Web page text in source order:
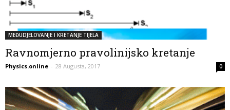
MEĐUDJELOVANJE I KRETANJE TIJELA
Ravnomjerno pravolinijsko kretanje
Physics.online - 28 Augusta, 2017 0